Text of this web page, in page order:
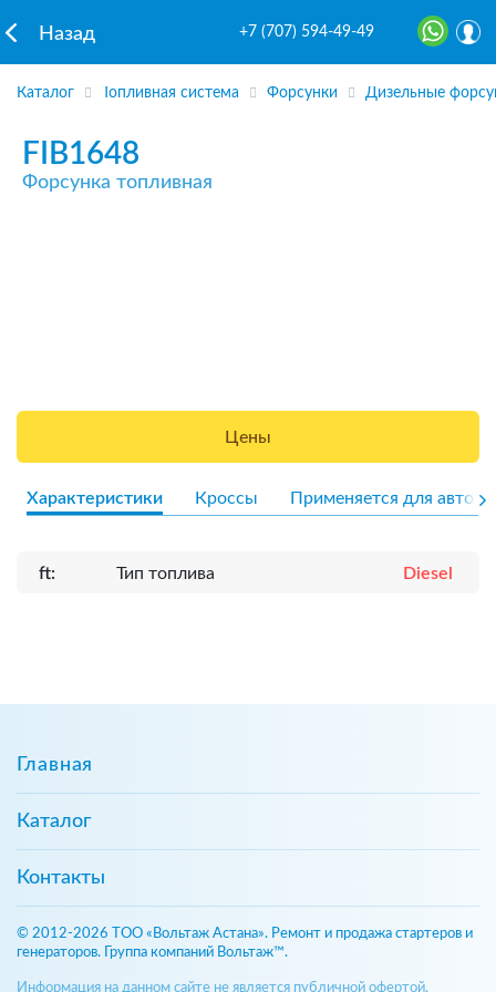
Назад +7 (707) 594-49-49
Каталог Топливная система Форсунки Дизельные
FIB1648
Форсунка топливная
Цены
Характеристики Кроссы Применяется для авто
ft: Тип топлива Diesel
Главная
Каталог
Контакты
© 2012-2026 ТОО «Вольтаж Астана». Ремонт и продажа стартеров и
генераторов. Группа компаний Вольтаж™.
Информация на данном сайте не является публичной офертой,